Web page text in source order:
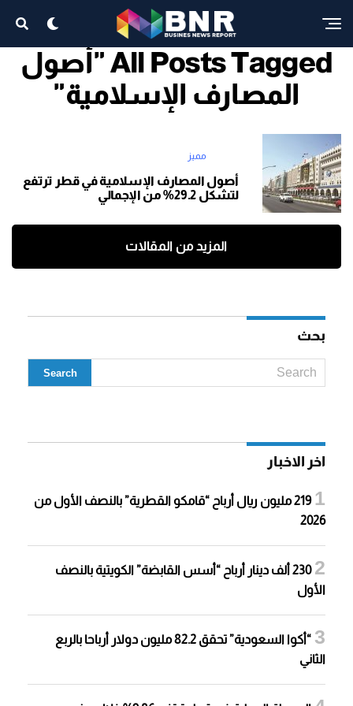
All Posts Tagged "أصول
المصارف الإسلامية"
مميز
أصول المصارف الإسلامية في قطر ترتفع
لتشكل 29.2% من الإجمالي
المزيد من المقالات
بحث
اخر الاخبار
219 مليون ريال أرباح “قامكو القطرية” بالنصف الأول من
2026
230 ألف دينار أرباح “أسس القابضة” الكويتية بالنصف
الأول
“أكوا السعودية” تحقق 82.2 مليون دولار أرباحا بالربع
الثاني